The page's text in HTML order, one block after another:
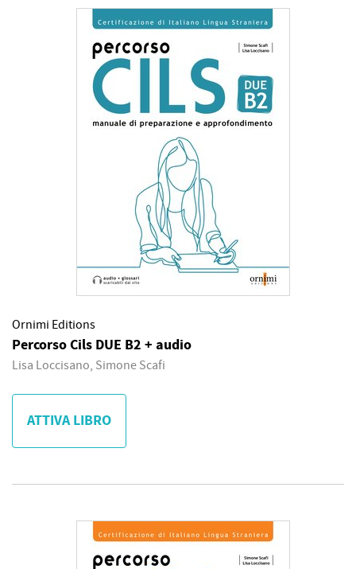
Ornimi Editions
Percorso Cils DUE B2 + audio
Lisa Loccisano, Simone Scafi
ATTIVA LIBRO